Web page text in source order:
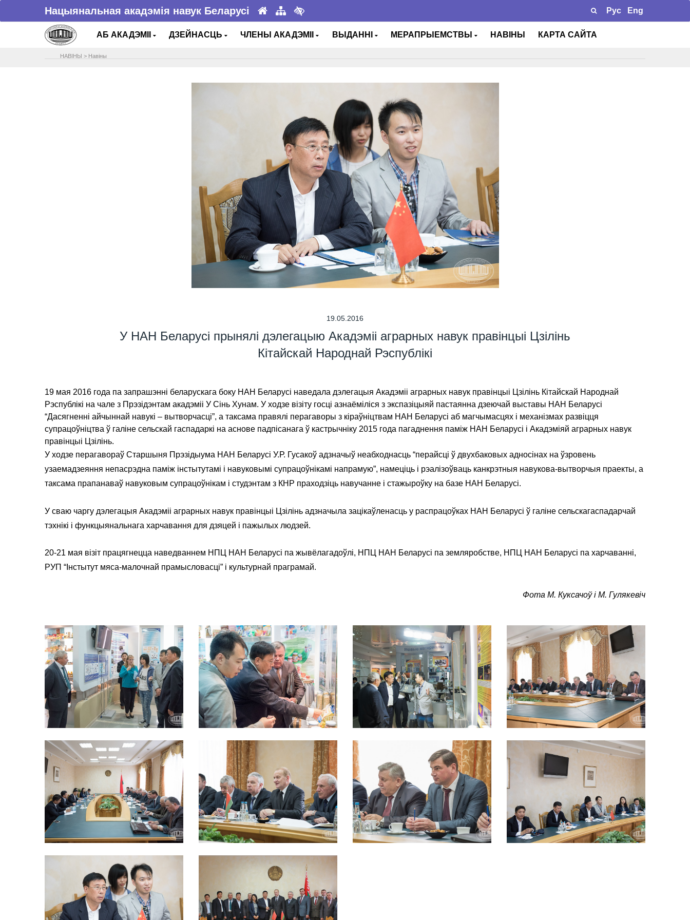
Нацыянальная акадэмія навук Беларусі Рус Eng
АБ АКАДЭМІІ ДЗЕЙНАСЦЬ ЧЛЕНЫ АКАДЭМІІ ВЫДАННІ МЕРАПРЫЕМСТВЫ НАВІНЫ КАРТА САЙТА
НАВIНЫ > Навіны
19.05.2016
У НАН Беларусі прынялі дэлегацыю Акадэміі аграрных навук правінцыі Цзілінь
Кітайскай Народнай Рэспублікі
19 мая 2016 года па запрашэнні беларускага боку НАН Беларусі наведала дэлегацыя Акадэміі аграрных навук правінцыі Цзілінь Кітайскай Народнай
Рэспублікі на чале з Прэзідэнтам акадэміі У Сінь Хунам. У ходзе візіту госці азнаёміліся з экспазіцыяй пастаянна дзеючай выставы НАН Беларусі
“Дасягненні айчыннай навукі – вытворчасці”, а таксама правялі перагаворы з кіраўніцтвам НАН Беларусі аб магчымасцях і механізмах развіцця
супрацоўніцтва ў галіне сельскай гаспадаркі на аснове падпісанага ў кастрычніку 2015 года пагаднення паміж НАН Беларусі і Акадэміяй аграрных навук
правінцыі Цзілінь.
У ходзе перагавораў Старшыня Прэзідыума НАН Беларусі У.Р. Гусакоў адзначыў неабходнасць “перайсці ў двухбаковых адносінах на ўзровень
узаемадзеяння непасрэдна паміж інстытутамі і навуковымі супрацоўнікамі напрамую”, намеціць і рэалізоўваць канкрэтныя навукова-вытворчыя праекты, а
таксама прапанаваў навуковым супрацоўнікам і студэнтам з КНР праходзіць навучанне і стажыроўку на базе НАН Беларусі.
У сваю чаргу дэлегацыя Акадэміі аграрных навук правінцыі Цзілінь адзначыла зацікаўленасць у распрацоўках НАН Беларусі ў галіне сельскагаспадарчай
тэхнікі і функцыянальнага харчавання для дзяцей і пажылых людзей.
20-21 мая візіт працягнецца наведваннем НПЦ НАН Беларусі па жывёлагадоўлі, НПЦ НАН Беларусі па земляробстве, НПЦ НАН Беларусі па харчаванні,
РУП “Інстытут мяса-малочнай прамысловасці” і культурнай праграмай.
Фота М. Куксачоў і М. Гулякевіч